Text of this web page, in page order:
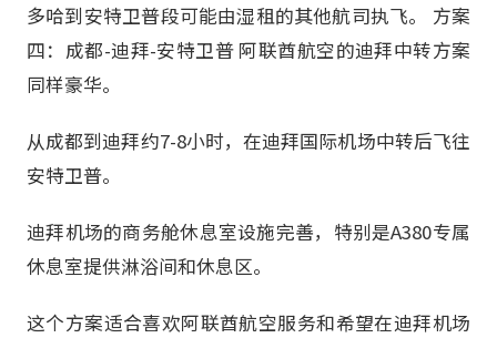
多哈到安特卫普段可能由湿租的其他航司执飞。 方案
四：成都-迪拜-安特卫普 阿联酋航空的迪拜中转方案
同样豪华。
从成都到迪拜约7-8小时，在迪拜国际机场中转后飞往
安特卫普。
迪拜机场的商务舱休息室设施完善，特别是A380专属
休息室提供淋浴间和休息区。
这个方案适合喜欢阿联酋航空服务和希望在迪拜机场